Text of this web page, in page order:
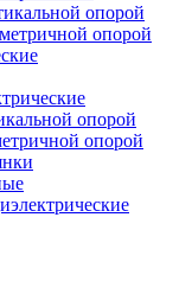
опорой
опорой
опорой
опорой